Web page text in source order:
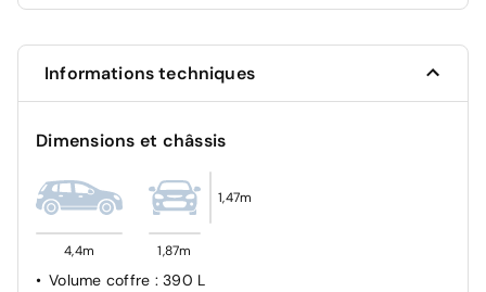
Detection sous gonflage indirect avec localisation
Verrouillage automatique des ouvrants en roulant
2 Fixations ISOFIX + Top tether intégrées aux sièges AR
pour ancrage de sièges enfant
Airbag passager avant déconnectable manuellement
Informations techniques
Dimensions et châssis
4,4m 1,87m
1,47m
Volume coffre : 390 L